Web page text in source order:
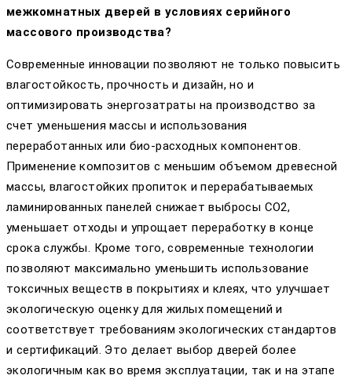
межкомнатных дверей в условиях серийного
массового производства?
Современные инновации позволяют не только повысить
влагостойкость, прочность и дизайн, но и
оптимизировать энергозатраты на производство за
счет уменьшения массы и использования
переработанных или био-расходных компонентов.
Применение композитов с меньшим объемом древесной
массы, влагостойких пропиток и перерабатываемых
ламинированных панелей снижает выбросы CO2,
уменьшает отходы и упрощает переработку в конце
срока службы. Кроме того, современные технологии
позволяют максимально уменьшить использование
токсичных веществ в покрытиях и клеях, что улучшает
экологическую оценку для жилых помещений и
соответствует требованиям экологических стандартов
и сертификаций. Это делает выбор дверей более
экологичным как во время эксплуатации, так и на этапе